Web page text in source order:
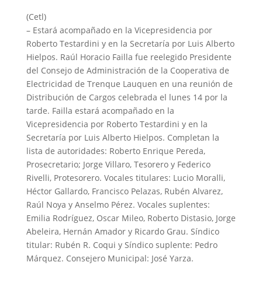
c
e
b
o
o
k
t
t
e
r
t
s
A
p
p
i
l
n
t
p
a
r
t
i
r
(Cetl)
– Estará acompañado en la Vicepresidencia por
Roberto Testardini y en la Secretaría por Luis Alberto
Hielpos. Raúl Horacio Failla fue reelegido Presidente
del Consejo de Administración de la Cooperativa de
Electricidad de Trenque Lauquen en una reunión de
Distribución de Cargos celebrada el lunes 14 por la
tarde. Failla estará acompañado en la
Vicepresidencia por Roberto Testardini y en la
Secretaría por Luis Alberto Hielpos. Completan la
lista de autoridades: Roberto Enrique Pereda,
Prosecretario; Jorge Villaro, Tesorero y Federico
Rivelli, Protesorero. Vocales titulares: Lucio Moralli,
Héctor Gallardo, Francisco Pelazas, Rubén Alvarez,
Raúl Noya y Anselmo Pérez. Vocales suplentes:
Emilia Rodríguez, Oscar Mileo, Roberto Distasio, Jorge
Abeleira, Hernán Amador y Ricardo Grau. Síndico
titular: Rubén R. Coqui y Síndico suplente: Pedro
Márquez. Consejero Municipal: José Yarza.